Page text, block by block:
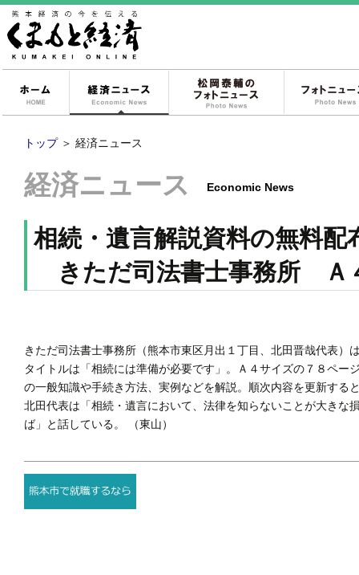
経済ニュース
トップ ＞ 経済ニュース
経済ニュース Economic News
相続・遺言解説資料の無料配
きただ司法書士事務所 Ａ
きただ司法書士事務所（熊本市東区月出１丁目、北田晋哉代表
タイトルは「相続には準備が必要です」。Ａ４サイズの７８ペ
の一般知識や手続き方法、実例などを解説。順次内容を更新する
北田代表は「相続・遺言において、法律を知らないことが大き
ば」と話している。 （東山）